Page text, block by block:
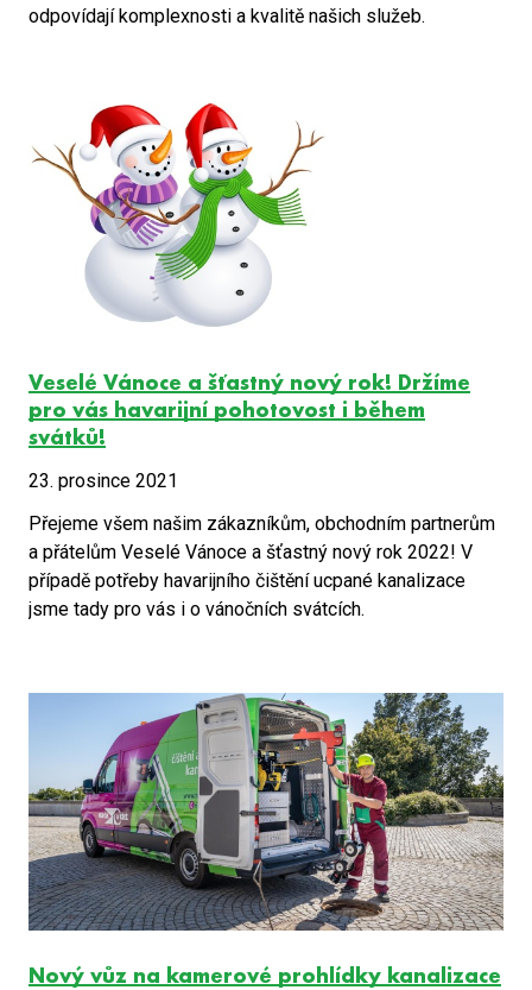
odpovídají komplexnosti a kvalitě našich služeb.
Veselé Vánoce a šťastný nový rok! Držíme
pro vás havarijní pohotovost i během
svátků!
23. prosince 2021
Přejeme všem našim zákazníkům, obchodním partnerům
a přátelům Veselé Vánoce a šťastný nový rok 2022! V
případě potřeby havarijního čištění ucpané kanalizace
jsme tady pro vás i o vánočních svátcích.
Nový vůz na kamerové prohlídky kanalizace